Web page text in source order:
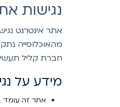
נגישות
מהאוכלוסייה
חברת קליל
מידע על
אתר זה עומד